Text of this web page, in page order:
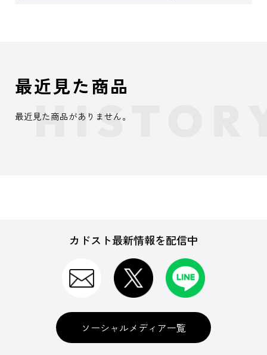
最近見た商品
最近見た商品がありません。
カドスト最新情報を配信中
ソーシャルメディア一覧